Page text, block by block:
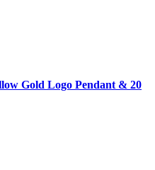
Gold Logo Pendant & 20